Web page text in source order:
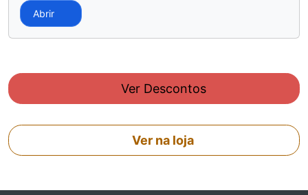
Abrir
Ver Descontos
Ver na loja